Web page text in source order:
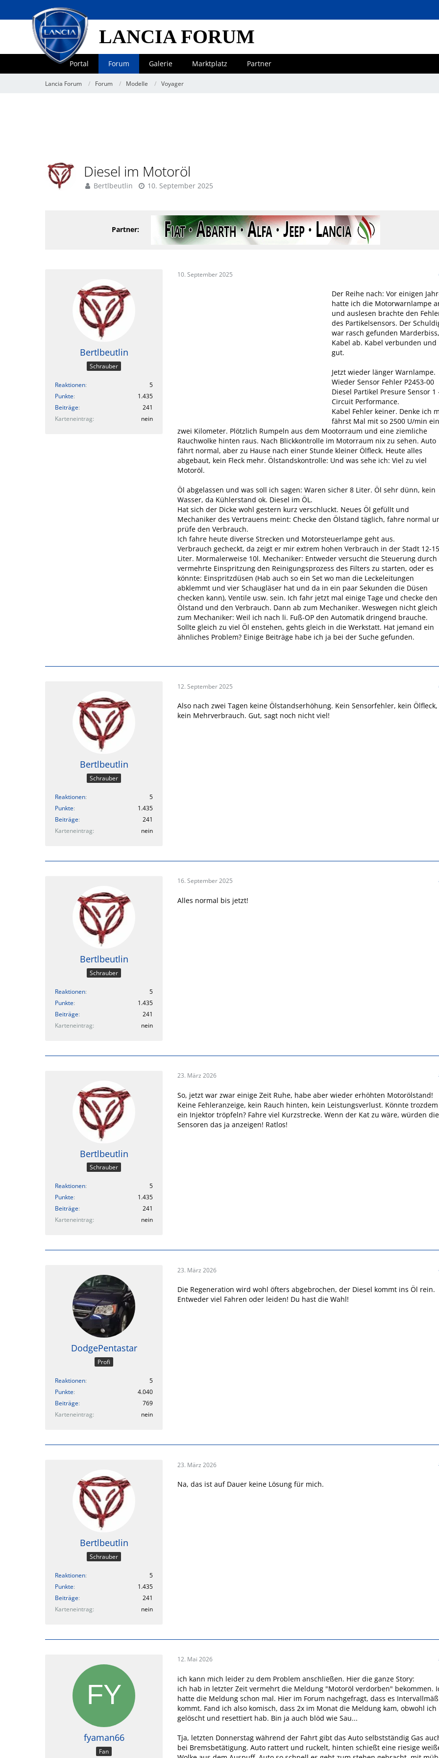
LANCIA FORUM
Portal Forum Galerie Marktplatz Partner
Lancia Forum Forum Modelle Voyager
Diesel im Motoröl
Bertlbeutlin 10. September 2025
Partner:
Bertlbeutlin
Schrauber
Reaktionen
5
Punkte
1.435
Beiträge
241
Karteneintrag
nein
10. September 2025
Der Reihe nach: Vor einigen
hatte ich die Motorwarnlampe
und auslesen brachte den
des Partikelsensors. Der
war rasch gefunden Marderbiss,
Kabel ab. Kabel verbunden und
gut.
Jetzt wieder länger Warnlampe.
Wieder Sensor Fehler P2453-00
Diesel Partikel Presure Sensor 1
Circuit Performance.
Kabel Fehler keiner. Denke ich
fährst Mal mit so 2500 U/min ein
zwei Kilometer. Plötzlich Rumpeln aus dem Mootorraum und eine ziemliche
Rauchwolke hinten raus. Nach Blickkontrolle im Motorraum nix zu sehen. Auto
fährt normal, aber zu Hause nach einer Stunde kleiner Ölfleck. Heute alles
abgebaut, kein Fleck mehr. Ölstandskontrolle: Und was sehe ich: Viel zu viel
Motoröl.
Öl abgelassen und was soll ich sagen: Waren sicher 8 Liter. Öl sehr dünn, kein
Wasser, da Kühlerstand ok. Diesel im ÖL.
Hat sich der Dicke wohl gestern kurz verschluckt. Neues Öl gefüllt und
Mechaniker des Vertrauens meint: Checke den Ölstand täglich, fahre normal
prüfe den Verbrauch.
Ich fahre heute diverse Strecken und Motorsteuerlampe geht aus.
Verbrauch gecheckt, da zeigt er mir extrem hohen Verbrauch in der Stadt 12-15
Liter. Mormalerweise 10l. Mechaniker: Entweder versucht die Steuerung durch
vermehrte Einspritzung den Reinigungsprozess des Filters zu starten, oder es
könnte: Einspritzdüsen (Hab auch so ein Set wo man die Leckeleitungen
abklemmt und vier Schaugläser hat und da in ein paar Sekunden die Düsen
checken kann), Ventile usw. sein. Ich fahr jetzt mal einige Tage und checke den
Ölstand und den Verbrauch. Dann ab zum Mechaniker. Weswegen nicht gleich
zum Mechaniker: Weil ich nach li. Fuß-OP den Automatik dringend brauche.
Sollte gleich zu viel Öl enstehen, gehts gleich in die Werkstatt. Hat jemand ein
ähnliches Problem? Einige Beiträge habe ich ja bei der Suche gefunden.
Bertlbeutlin
Schrauber
Reaktionen
5
Punkte
1.435
Beiträge
241
Karteneintrag
nein
12. September 2025
Also nach zwei Tagen keine Ölstandserhöhung. Kein Sensorfehler, kein Ölfleck,
kein Mehrverbrauch. Gut, sagt noch nicht viel!
Bertlbeutlin
Schrauber
Reaktionen
5
Punkte
1.435
Beiträge
241
Karteneintrag
nein
16. September 2025
Alles normal bis jetzt!
Bertlbeutlin
Schrauber
Reaktionen
5
Punkte
1.435
Beiträge
241
Karteneintrag
nein
23. März 2026
So, jetzt war zwar einige Zeit Ruhe, habe aber wieder erhöhten Motorölstand!
Keine Fehleranzeige, kein Rauch hinten, kein Leistungsverlust. Könnte trozdem
ein Injektor tröpfeln? Fahre viel Kurzstrecke. Wenn der Kat zu wäre, würden die
Sensoren das ja anzeigen! Ratlos!
DodgePentastar
Profi
Reaktionen
5
Punkte
4.040
Beiträge
769
Karteneintrag
nein
23. März 2026
Die Regeneration wird wohl öfters abgebrochen, der Diesel kommt ins Öl rein.
Entweder viel Fahren oder leiden! Du hast die Wahl!
Bertlbeutlin
Schrauber
Reaktionen
5
Punkte
1.435
Beiträge
241
Karteneintrag
nein
23. März 2026
Na, das ist auf Dauer keine Lösung für mich.
fyaman66
Fan
12. Mai 2026
ich kann mich leider zu dem Problem anschließen. Hier die ganze Story:
ich hab in letzter Zeit vermehrt die Meldung "Motoröl verdorben" bekommen.
hatte die Meldung schon mal. Hier im Forum nachgefragt, dass es
kommt. Fand ich also komisch, dass 2x im Monat die Meldung kam, obwohl ich
gelöscht und resettiert hab. Bin ja auch blöd wie Sau...
Tja, letzten Donnerstag während der Fahrt gibt das Auto selbstständig Gas
bei Bremsbetätigung. Auto rattert und ruckelt, hinten schießt eine riesige